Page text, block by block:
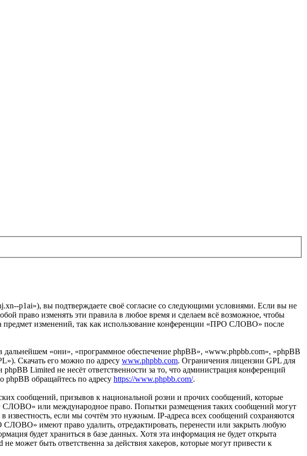
вы подтверждаете своё согласие со следующими условиями. Если вы не
право изменять эти правила в любое время и сделаем всё возможное, чтобы
предмет изменений, так как использование конференции «ПРО СЛОВО» после
«они», «программное обеспечение phpBB», «www.phpbb.com», «phpBB
Скачать его можно по адресу www.phpbb.com. Ограничения лицензии GPL для
Limited не несёт ответственности за то, что администрация конференций
phpBB обращайтесь по адресу https://www.phpbb.com/.
сообщений, призывов к национальной розни и прочих сообщений, которые
СЛОВО» или международное право. Попытки размещения таких сообщений могут
если мы сочтём это нужным. IP-адреса всех сообщений сохраняются
имеют право удалить, отредактировать, перенести или закрыть любую
будет храниться в базе данных. Хотя эта информация не будет открыта
быть ответственна за действия хакеров, которые могут привести к